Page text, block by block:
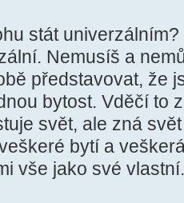
stát univerzálním?
Nemusíš a
představovat, že
bytost. Vděčí to
svět, ale zná
bytí a
vše jako své